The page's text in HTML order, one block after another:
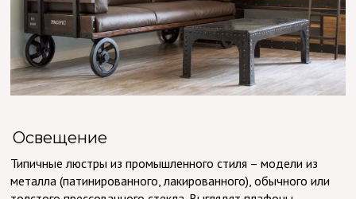
Освещение
Типичные люстры из промышленного стиля – модели из
металла (патинированного, лакированного), обычного или